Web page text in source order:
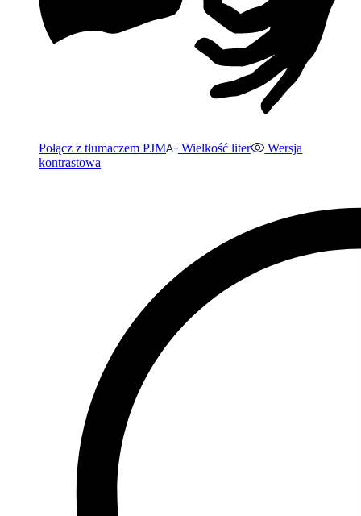
Połącz z tłumaczem PJM Wielkość liter
Wersja
kontrastowa